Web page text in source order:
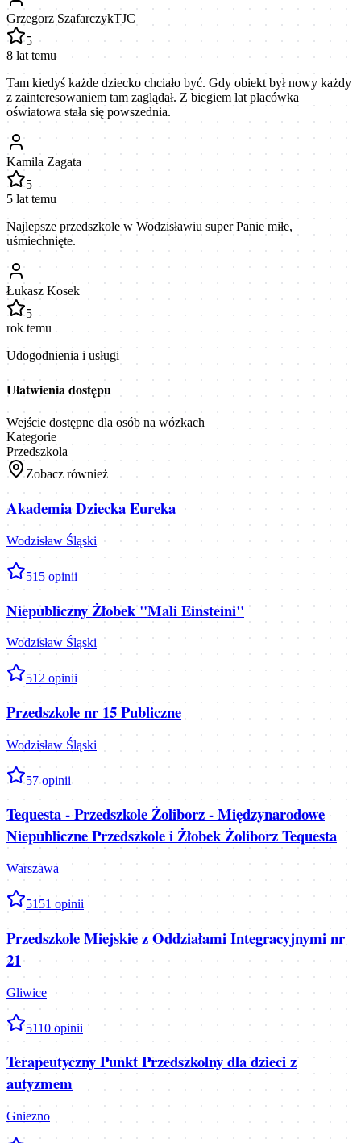
Grzegorz SzafarczykTJC
5
8 lat temu
Tam kiedyś każde dziecko chciało być. Gdy obiekt był nowy każdy
z zainteresowaniem tam zaglądał. Z biegiem lat placówka
oświatowa stała się powszednia.
Kamila Zagata
5
5 lat temu
Najlepsze przedszkole w Wodzisławiu super Panie miłe,
uśmiechnięte.
Łukasz Kosek
5
rok temu
Udogodnienia i usługi
Ułatwienia dostępu
Wejście dostępne dla osób na wózkach
Kategorie
Przedszkola
Zobacz również
Akademia Dziecka Eureka
Wodzisław Śląski
515 opinii
Niepubliczny Żłobek "Mali Einsteini"
Wodzisław Śląski
512 opinii
Przedszkole nr 15 Publiczne
Wodzisław Śląski
57opinii
Tequesta - Przedszkole Żoliborz - Międzynarodowe
Niepubliczne Przedszkole i Żłobek Żoliborz Tequesta
Warszawa
5151 opinii
Przedszkole Miejskie z Oddziałami Integracyjnymi nr
21
Gliwice
5110 opinii
Terapeutyczny Punkt Przedszkolny dla dzieci z
autyzmem
Gniezno